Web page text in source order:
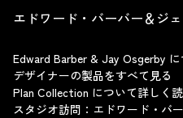
エドワード・バーバー＆ジ
Edward Barber & Jay Osgerby
デザイナーの製品をすべて見る
Plan Collection について詳しく
スタジオ訪問：エドワード・バ